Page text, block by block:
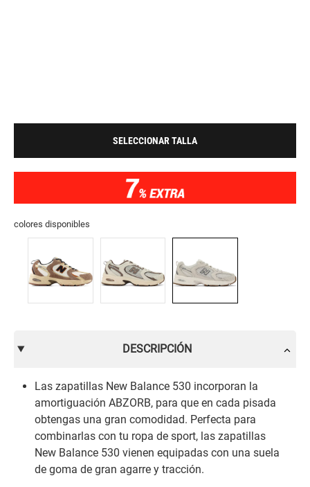
SELECCIONAR TALLA
colores disponibles
DESCRIPCIÓN
Las zapatillas New Balance 530 incorporan la
amortiguación ABZORB, para que en cada pisada
obtengas una gran comodidad. Perfecta para
combinarlas con tu ropa de sport, las zapatillas
New Balance 530 vienen equipadas con una suela
de goma de gran agarre y tracción.